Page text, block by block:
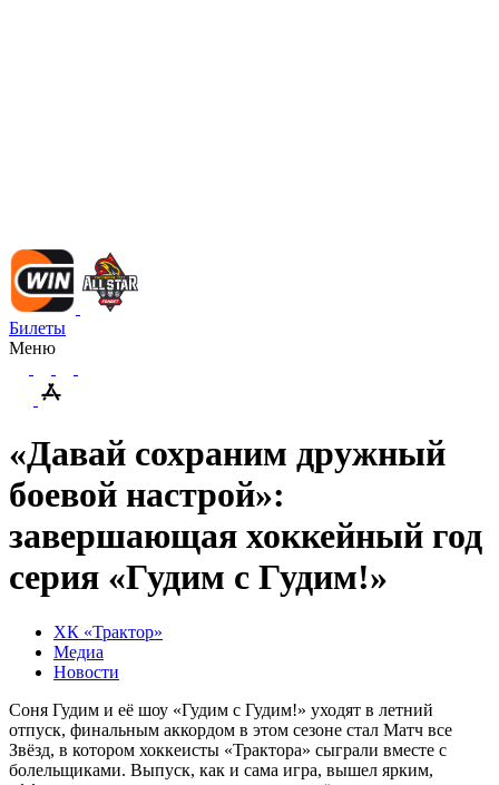
Билеты
Меню
«Давай сохраним дружный
боевой настрой»:
завершающая хоккейный год
серия «Гудим с Гудим!»
ХК «Трактор»
Медиа
Новости
Соня Гудим и её шоу «Гудим с Гудим!» уходят в летний
отпуск, финальным аккордом в этом сезоне стал Матч все
Звёзд, в котором хоккеисты «Трактора» сыграли вместе с
болельщиками. Выпуск, как и сама игра, вышел ярким,